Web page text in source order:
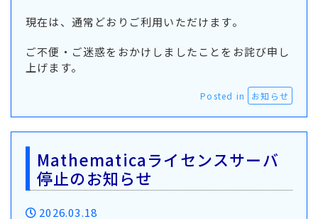
現在は、通常どおりご利用いただけます。
ご不便・ご迷惑をおかけしましたことをお詫び申し
上げます。
Posted in お知らせ
Mathematicaライセンスサーバ
停止のお知らせ
2026.03.18